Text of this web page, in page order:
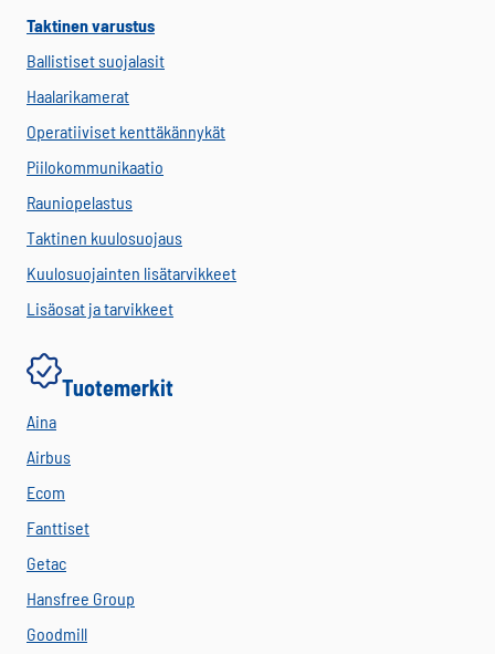
Taktinen varustus
Ballistiset suojalasit
Haalarikamerat
Operatiiviset kenttäkännykät
Piilokommunikaatio
Rauniopelastus
Taktinen kuulosuojaus
Kuulosuojainten lisätarvikkeet
Lisäosat ja tarvikkeet
Tuotemerkit
Aina
Airbus
Ecom
Fanttiset
Getac
Hansfree Group
Goodmill